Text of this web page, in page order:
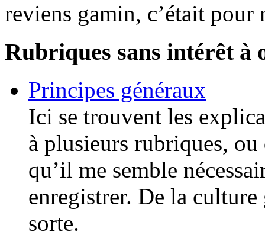
reviens gamin, c’était pour
Rubriques sans intérêt à
Principes généraux
Ici se trouvent les
à plusieurs rubriques,
qu’il me semble
enregistrer. De la
sorte.